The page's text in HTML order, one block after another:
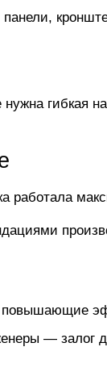
гибкая
работала
— залог